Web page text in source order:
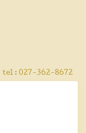
tel : 027-362-8672